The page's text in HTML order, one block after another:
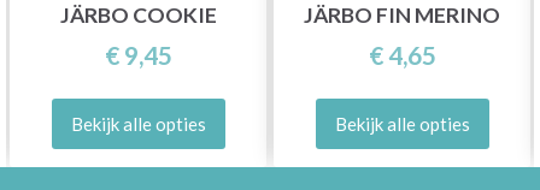
JÄRBO COOKIE
€ 9,45
Bekijk alle opties
JÄRBO FIN MERINO
€ 4,65
Bekijk alle opties